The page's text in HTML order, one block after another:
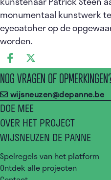
monumentaal kunstwerk
eyecatcher op de
worden.
DEEL OP FACEBOOK
DEEL OP X
NOG VRAGEN OF
wijsneuzen@depanne.be
DOE MEE
OVER HET PROJECT
WIJSNEUZEN DE PANNE
Spelregels van het platform
Ontdek alle projecten